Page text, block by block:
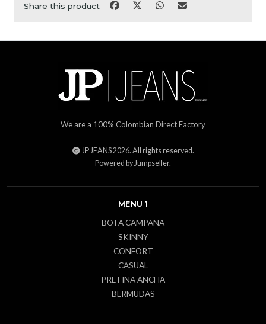
Share this product
We are a 100% Colombian Direct Factory
JP JEANS 2026. All rights reserved.
Powered by Jumpseller.
MENU 1
BOTA CAMPANA
SKINNY
CONFORT
CASUAL
PRETINA ANCHA
BERMUDAS